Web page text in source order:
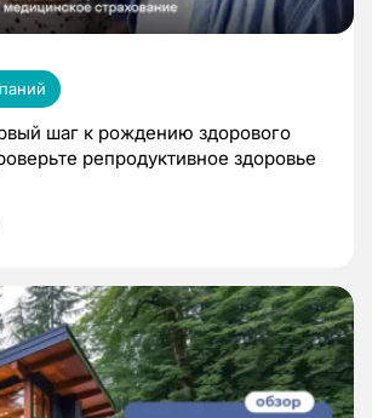
шаг к рождению здорового
репродуктивное здоровье